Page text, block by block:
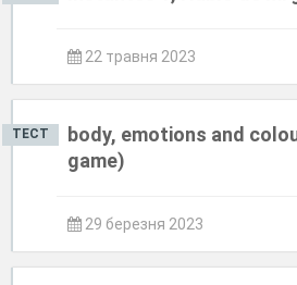
22 травня 2023
ТЕСТ
body, emotions and
game)
29 березня 2023